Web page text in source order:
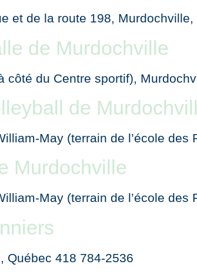
et de la route 198,
de Murdochville
côté du Centre sportif),
de
May (terrain de l’école
Murdochville
May (terrain de l’école
Québec 418 784-2536